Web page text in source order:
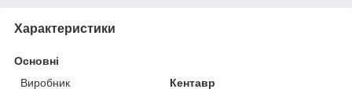
Характеристики
Основні
Виробник
Кентавр